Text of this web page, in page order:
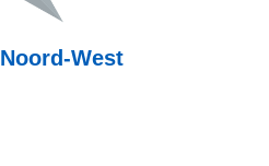
Noord-West